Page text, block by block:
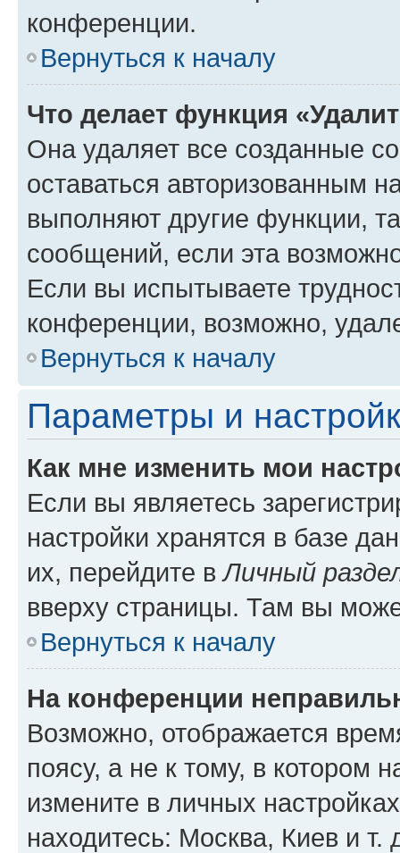
конференции.
Вернуться к началу
Что делает функция
Она удаляет все созданные
оставаться авторизованным
выполняют другие функции,
сообщений, если эта
Если вы испытываете
конференции, возможно,
Вернуться к началу
Параметры и
Как мне изменить мои
Если вы являетесь
настройки хранятся в базе
их, перейдите вЛичный
вверху страницы. Там вы
Вернуться к началу
На конференции
Возможно, отображается
поясу, а не к тому, в котором
измените в личных
находитесь: Москва, Киев и т.